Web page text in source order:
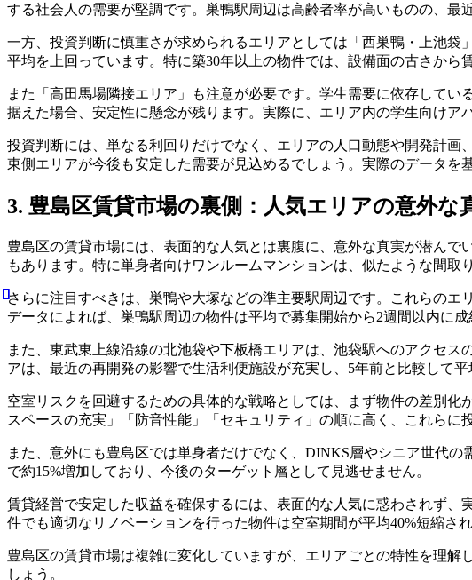
する社会人の需要が堅調です。巣鴨駅周辺は高齢者率が高いものの、最
一方、投資判断に慎重さが求められるエリアとしては「西巣鴨・上池
平均を上回っています。特に築30年以上の物件では、設備面の古さから
また「高田馬場隣接エリア」も注意が必要です。学生需要に依存して
据えた場合、安定性に懸念が残ります。実際に、エリア内の学生向けア
投資判断には、単なる利回りだけでなく、エリアの人口動態や開発計
東側エリアが今後も安定した需要が見込めるでしょう。実際のデータを
3. 豊島区賃貸市場の裏側：人気エリアの意外な
豊島区の賃貸市場には、表面的な人気とは裏腹に、意外な真実が潜ん
もあります。特に単身者向けワンルームマンションは、似たような間取
さらに注目すべきは、巣鴨や大塚などの準主要駅周辺です。これらの
データによれば、巣鴨駅周辺の物件は平均で募集開始から2週間以内に
また、東武東上線沿線の北池袋や下板橋エリアは、池袋駅へのアクセ
アは、最近の再開発の影響で生活利便施設が充実し、5年前と比較して
空室リスクを回避するための具体的な戦略としては、まず物件の差別
スペースの充実」「防音性能」「セキュリティ」の順に高く、これらに
また、意外にも豊島区では単身者だけでなく、DINKS層やシニア世代
で約15%増加しており、今後のターゲット層として見逃せません。
賃貸経営で安定した収益を確保するには、表面的な人気に惑わされず
件でも適切なリノベーションを行った物件は空室期間が平均40%短縮さ
豊島区の賃貸市場は複雑に変化していますが、エリアごとの特性を理
しょう。